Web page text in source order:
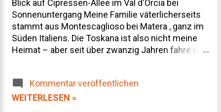
Blick auf Cipressen-Allee im Val d'Orcia bei
Sonnenuntergang Meine Familie väterlicherseits
stammt aus Montescaglioso bei Matera , ganz im
Süden Italiens. Die Toskana ist also nicht meine
Heimat – aber seit über zwanzig Jahren fahre ich
dieser Landschaft einfach nicht genug bekommt.
Dieser Toskana Reiseführer ist deshalb kein
Kommentar veröffentlichen
WEITERLESEN »